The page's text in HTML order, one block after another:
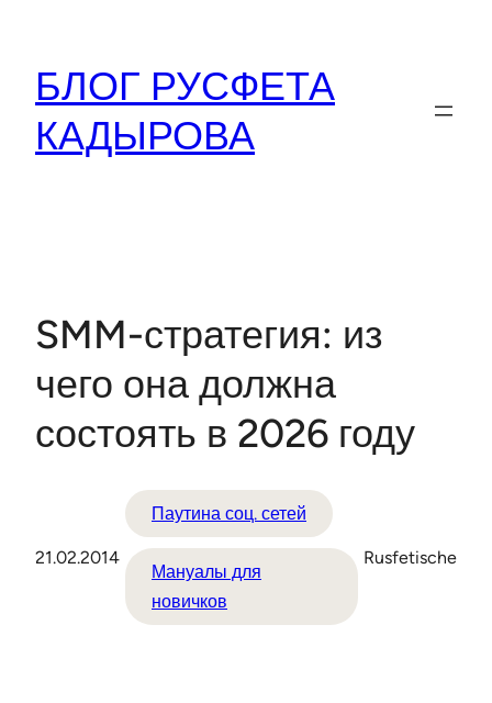
содержимому
БЛОГ РУСФЕТА
КАДЫРОВА
SMM-стратегия: из
чего она должна
состоять в 2026 году
21.02.2014
Паутина соц. сетей
Мануалы для
новичков
Rusfetische